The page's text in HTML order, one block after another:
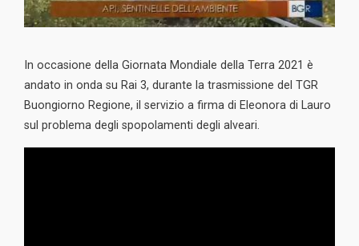
In occasione della Giornata Mondiale della Terra 2021 è
andato in onda su Rai 3, durante la trasmissione del TGR
Buongiorno Regione, il servizio a firma di Eleonora di Lauro
sul problema degli spopolamenti degli alveari.